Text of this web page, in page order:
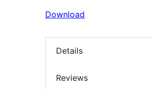
Download
Details
Reviews